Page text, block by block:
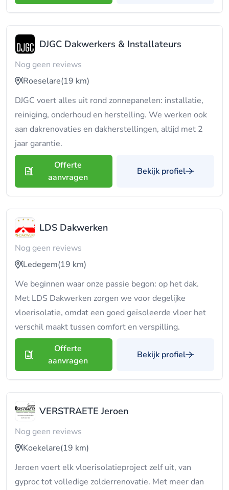
DJGC Dakwerkers & Installateurs
Nog geen reviews
Roeselare(19 km)
DJGC voert alles uit rond zonnepanelen: installatie,
reiniging, onderhoud en herstelling. We werken ook
aan dakrenovaties en dakherstellingen, altijd met 2
jaar garantie.
Offerte
aanvragen
Bekijk profiel
LDS Dakwerken
Nog geen reviews
Ledegem(19 km)
We beginnen waar onze passie begon: op het dak.
Met LDS Dakwerken zorgen we voor degelijke
vloerisolatie, omdat een goed geïsoleerde vloer het
verschil maakt tussen comfort en verspilling.
Offerte
aanvragen
Bekijk profiel
VERSTRAETE Jeroen
Nog geen reviews
Koekelare(19 km)
Jeroen voert elk vloerisolatieproject zelf uit, van
gyproc tot volledige zolderrenovatie. Met meer dan